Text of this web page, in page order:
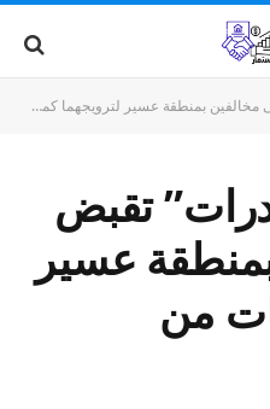
بمنطقة عسير لترويجهما كميات من الحشيش
تقبض
عسير
من